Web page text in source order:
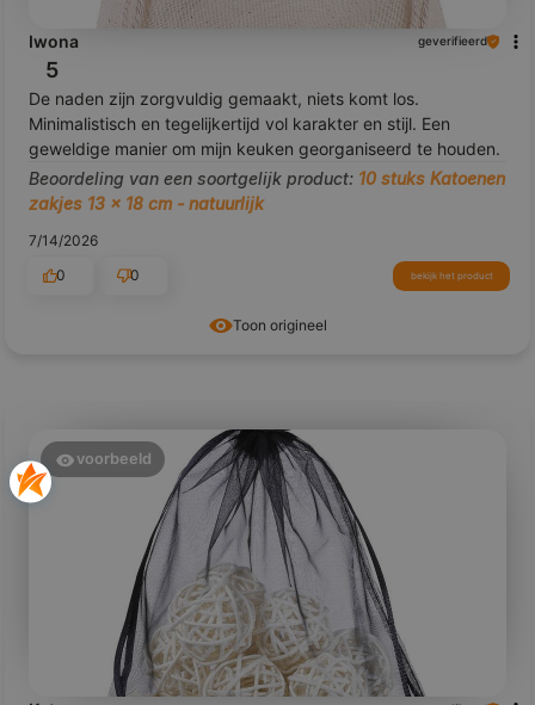
Toon origineel
Iwona geverifieerd
5
De naden zijn zorgvuldig gemaakt, niets komt los.
Minimalistisch en tegelijkertijd vol karakter en stijl. Een
geweldige manier om mijn keuken georganiseerd te houden.
Beoordeling van een soortgelijk product: 10 stuks Katoenen
zakjes 13 x 18 cm - natuurlijk
7/14/2026
0
0 bekijk het product
voorbeeld